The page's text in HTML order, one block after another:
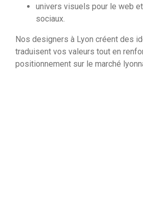
univers visuels pour le web
sociaux.
Nos designers à Lyon créent des
traduisent vos valeurs tout en
positionnement sur le marché